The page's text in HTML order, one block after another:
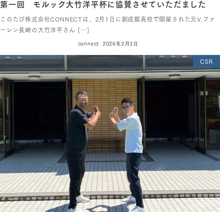
第一回 モルック大竹洋平杯に協賛させていただました
このたび株式会社CONNECTは、2月1日に創成館高校で開催された元V.ファ
ーレン長崎の大竹洋平さん […]
connect 2026年2月3日
CSR